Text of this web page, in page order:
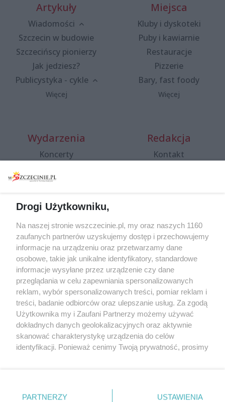
Artykuły
Wiadomości
Szczecin w budowie
Szczecińscy pionierzy
Jak jedziesz?
Publicystyka - cykle
Więcej
Miejsca
Kluby i dyskoteki
Puby i kawiarnie
Restauracje
Pizzerie
Bary, fast foody
Więcej
Wydarzenia
Koncerty
Spacery i oprowadzania
targi
Wernisaże
Więcej
Redakcja
Kontakt
Specjalny koncert z okazji
20. urodzin portalu
wSzczecinie.pl
Regulamin konkursów
śniadaniówka "Hej
Szczecin! Jest piątek!"
Partnerzy
Praca Szczecin
Drogi Użytkowniku,
Na naszej stronie wszczecinie.pl, my oraz naszych 1160
zaufanych partnerów uzyskujemy dostęp i przechowujemy
informacje na urządzeniu oraz przetwarzamy dane
osobowe, takie jak unikalne identyfikatory, standardowe
informacje wysyłane przez urządzenie czy dane
przeglądania w celu zapewniania spersonalizowanych
reklam, wybór spersonalizowanych treści, pomiar reklam i
treści, badanie odbiorców oraz ulepszanie usług. Za zgodą
Użytkownika my i Zaufani Partnerzy możemy używać
dokładnych danych geolokalizacyjnych oraz aktywnie
skanować charakterystykę urządzenia do celów
identyfikacji. Ponieważ cenimy Twoją prywatność, prosimy
prywatności znajdujący się w lewym dolnym rogu strony
PARTNERZY USTAWIENIA